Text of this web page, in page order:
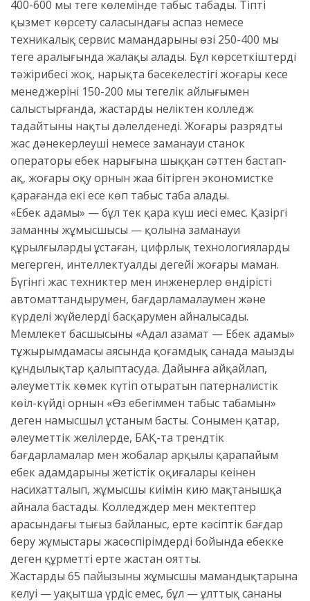
400-600 мың теңге көлемінде табыс табады. Тіпті
қызмет көрсету саласындағы аспаз немесе
техникалық сервис мамандарының өзі 250-400 мың
теңге аралығында жалақы алады. Бұл көрсеткіштерді
тәжірибесі жоқ, нарықта бәсекелестігі жоғары кеңсе
менеджерінің 150-200 мың теңгелік айлығымен
салыстырғанда, жастардың неліктен колледж
таңдайтыны нақты дәлелденеді. Жоғары разрядты
жас дәнекерлеуші немесе заманауи станок
операторы еңбек нарығына шыққан сәттен бастап-
ақ, жоғары оқу орнын жаңа бітірген экономистке
қарағанда екі есе көп табыс таба алады.
«Еңбек адамы» — бұл тек қара күш иесі емес. Қазіргі
заманның жұмысшысы — қолына заманауи
құрылғыларды ұстаған, цифрлық технологияларды
меңгерген, интеллектуалды деңгейі жоғары маман.
Бүгінгі жас техниктер мен инженерлер өндірісті
автоматтандырумен, бағдарламалаумен және
күрделі жүйелерді басқарумен айналысады.
Мемлекет басшысының «Адал азамат — Еңбек адамы»
тұжырымдамасы аясында қоғамдық санада маңызды
құндылықтар қалыптасуда. Дайынға айқайлап,
әлеуметтік көмек күтіп отыратын патерналистік
көңіл-күйдің орнын «Өз еңбегіммен табыс табамын»
деген намысшыл ұстаным басты. Сонымен қатар,
әлеуметтік желілерде, БАҚ-та трендтік
бағдарламалар мен жобалар арқылы қарапайым
еңбек адамдарының жетістік оқиғалары кеңінен
насихатталып, жұмысшы киімін кию мақтанышқа
айнала бастады. Колледждер мен мектептер
арасындағы тығыз байланыс, ерте кәсіптік бағдар
беру жұмыстары жасөспірімдердің бойында еңбекке
деген құрметті ерте жастан оятты.
Жастардың 65 пайызының жұмысшы мамандықтарына
келуі — уақытша үрдіс емес, бұл — ұлттық сананың